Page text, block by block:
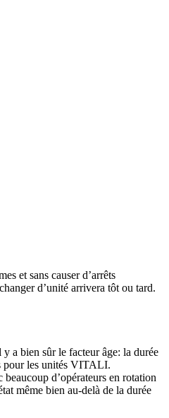
et sans causer d’arrêts
d’unité arrivera tôt ou tard.
a bien sûr le facteur âge: la durée
pour les unités VITALI.
d’opérateurs en rotation
même bien au-delà de la durée